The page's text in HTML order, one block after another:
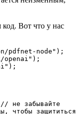
Вот что у нас
pdfnet-node");
openai");
// не забывайте
чтобы защититься